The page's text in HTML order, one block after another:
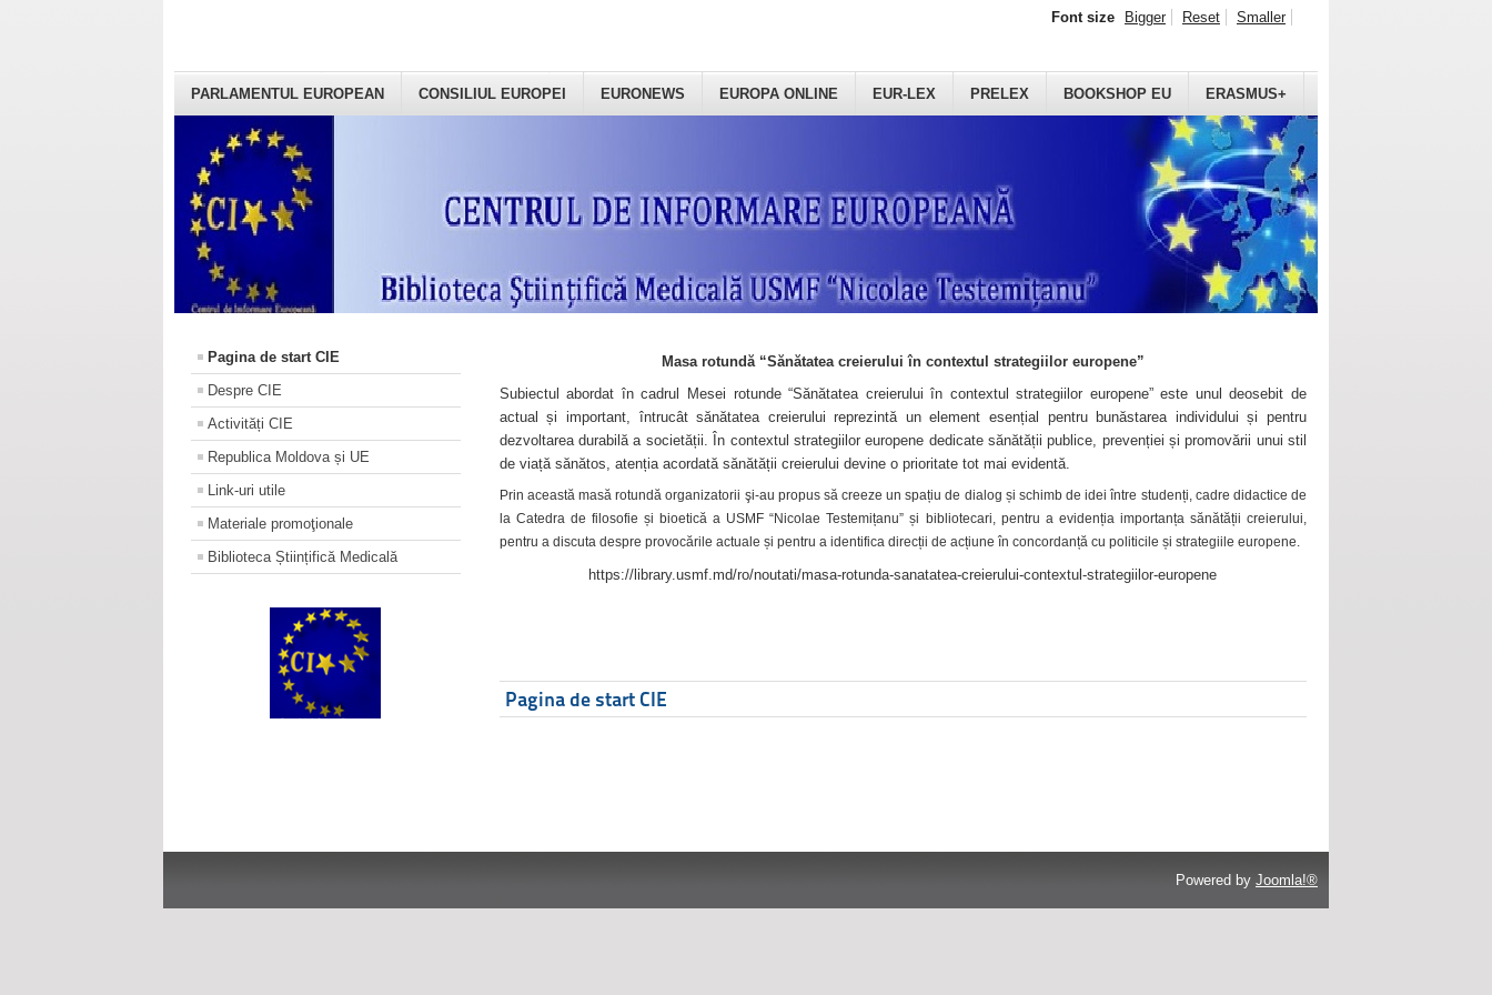
PARLAMENTUL EUROPEAN CONSILIUL EUROPEI EURONEWS EUROPA ONLINE EUR-LEX PRELEX BOOKSHOP EU ERASMUS+
Font size Bigger Reset Smaller
Pagina de start CIE
Despre CIE
Activități CIE
Republica Moldova și UE
Link-uri utile
Materiale promoţionale
Biblioteca Științifică Medicală
Masa rotundă “Sănătatea creierului în contextul strategiilor europene”
Subiectul abordat în cadrul Mesei rotunde “Sănătatea creierului în contextul strategiilor europene” este unul deosebit de
actual și important, întrucât sănătatea creierului reprezintă un element esențial pentru bunăstarea individului și pentru
dezvoltarea durabilă a societății. În contextul strategiilor europene dedicate sănătății publice, prevenției și promovării unui stil
de viață sănătos, atenția acordată sănătății creierului devine o prioritate tot mai evidentă.
Prin această masă rotundă organizatorii şi-au propus să creeze un spațiu de dialog și schimb de idei între studenți, cadre didactice de
la Catedra de filosofie și bioetică a USMF “Nicolae Testemițanu” și bibliotecari, pentru a evidenția importanța sănătății creierului,
pentru a discuta despre provocările actuale și pentru a identifica direcții de acțiune în concordanță cu politicile și strategiile europene.
https://library.usmf.md/ro/noutati/masa-rotunda-sanatatea-creierului-contextul-strategiilor-europene
Pagina de start CIE
Powered by Joomla!®